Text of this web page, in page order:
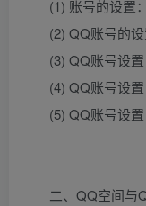
(1) 账号的设置
(2) QQ账号的设
(3) QQ账号设置
(4) QQ账号设置
(5) QQ账号设置
二、QQ空间与